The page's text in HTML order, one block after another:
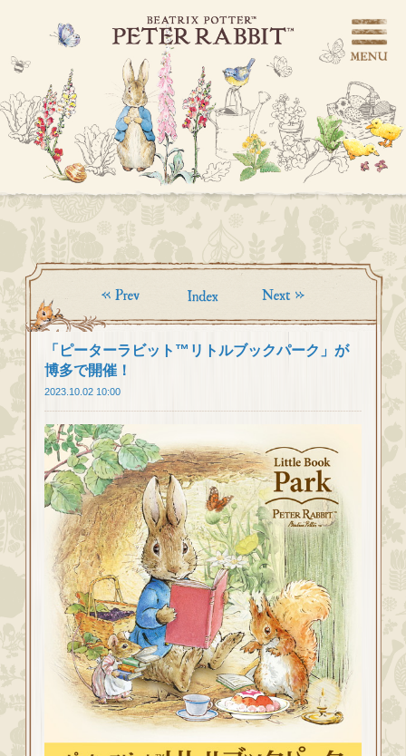
「ピーターラビット™リトルブックパーク」が
博多で開催！
2023.10.02 10:00